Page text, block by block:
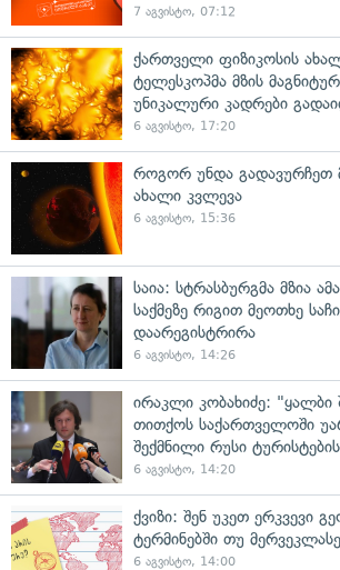
7 აგვისტო, 07:12
ქართველი ფიზიკოსის
ტელესკოპმა მზის
უნიკალური კადრები
6 აგვისტო, 17:20
როგორ უნდა გადავურჩეთ
ახალი კვლევა
6 აგვისტო, 15:36
საია: სტრასბურგმა მზია
საქმეზე რიგით მეოთხე
დაარეგისტრირა
6 აგვისტო, 14:26
ირაკლი კობახიძე: "ყალბი
თითქოს საქართველოში
შექმნილი რუსი
6 აგვისტო, 14:20
ქვიზი: შენ უკეთ ერკვევი
ტერმინებში თუ
6 აგვისტო, 14:00